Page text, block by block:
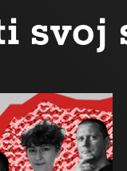
svoj